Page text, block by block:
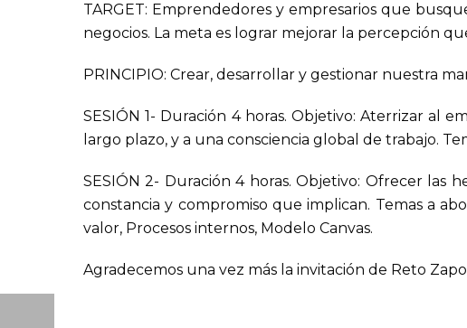
TARGET: Emprendedores y empresarios que
negocios. La meta es lograr mejorar la percepción
PRINCIPIO: Crear, desarrollar y gestionar nuestra
SESIÓN 1- Duración 4 horas. Objetivo: Aterrizar al
largo plazo, y a una consciencia global de trabajo.
SESIÓN 2- Duración 4 horas. Objetivo: Ofrecer
constancia y compromiso que implican. Temas a
valor, Procesos internos, Modelo Canvas.
Agradecemos una vez más la invitación de Reto